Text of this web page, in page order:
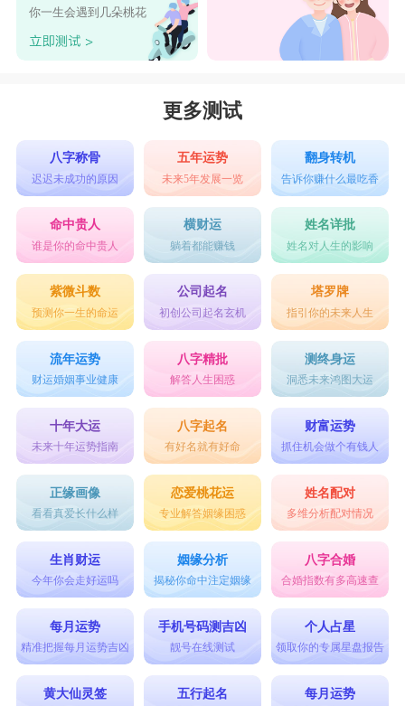
6、【星月】
星字五行属金，本义指夜晚天空中有光亮的小星
代所说的“恒星”“行星”“流星”“彗星”等等。取名的
寓意是光明希望、美丽耀眼、能力杰出的意思;月
字五行属木，本义月亮，月球，月份等，取名的寓
意是贞洁、洁净、智慧、爱与美的象征之义。两个
字搭配在一起作为2024年属龙女孩名字，寓意女孩
阳光开朗，乐观积极，纯洁美好。
7、【妍瑾】
妍字五行属水，本义一般解释为美丽，如妍媸(美
好和丑恶)，百花争妍。 也可以解释为巧，如妍
捷。女孩叫妍有聪明伶俐、温柔贤惠、花容月貌、
天生丽质、善解人意、心灵手巧、玉洁冰清之义;
瑾字五行属火，含义是指一种美玉;后用以比喻为
美德。取名寓意是美丽善良、纯洁高尚、冰清玉
洁、美德贤才、德高望重、纯良敦厚、温柔端庄、
纯洁无瑕、纯真美好等。两个字搭配在一起作为
2024年出生的属龙女孩名字最吉利，寓意女孩美丽
乖巧，纯洁善良，品德高尚。
8、【彦霓】
彦字五行属木，本义是有才学、德行的人。常用于
你一生会遇到几朵桃花
更多测试
八字称骨
迟迟未成功的原因
五年运势
未来5年发展一览
翻身转机
告诉你赚什么最吃香
命中贵人
谁是你的命中贵人
横财运
躺着都能赚钱
姓名详批
姓名对人生的影响
紫微斗数
预测你一生的命运
公司起名
初创公司起名玄机
塔罗牌
指引你的未来人生
流年运势
财运婚姻事业健康
八字精批
解答人生困惑
测终身运
洞悉未来鸿图大运
十年大运
未来十年运势指南
八字起名
有好名就有好命
财富运势
抓住机会做个有钱人
正缘画像
看看真爱长什么样
恋爱桃花运
专业解答姻缘困惑
姓名配对
多维分析配对情况
生肖财运
今年你会走好运吗
姻缘分析
揭秘你命中注定姻缘
八字合婚
合婚指数有多高速查
每月运势
精准把握每月运势吉凶
手机号码测吉凶
靓号在线测试
个人占星
领取你的专属星盘报告
黄大仙灵签 五行起名 每月运势